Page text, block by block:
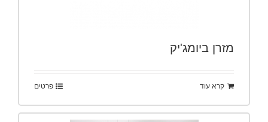
מזרן ביומג'יק
קרא עוד פרטים